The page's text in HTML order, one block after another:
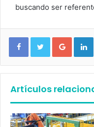
buscando ser
Google+
Artículos